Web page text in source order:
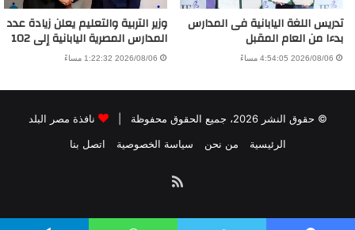
تدريس اللغة اليابانية فى المدارس
بدءا من العام المقبل
2026/08/06 4:54:05 مساءً
وزير التربية والتعليم يعلن زيادة عدد
المدارس المصرية اليابانية إلى 102
2026/08/06 1:22:32 مساءً
© حقوق النشر 2026، جميع الحقوق محفوظة |
نافذة مصر البلد
الرئيسية
من نحن سياسة الخصوصية اتصل بنا
ملخص
الموقع